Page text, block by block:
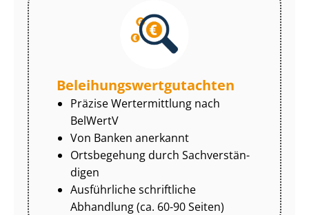
Be­lei­hungs­wert­gut­ach­ten
Präzise Wertermittlung nach
BelWertV
Von Banken anerkannt
Ortsbegehung durch Sach­ver­stän­
di­gen
Ausführliche schriftliche
Abhandlung (ca. 60-90 Seiten)